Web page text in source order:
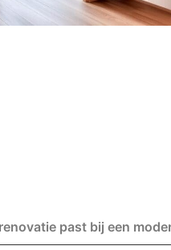
past bij een